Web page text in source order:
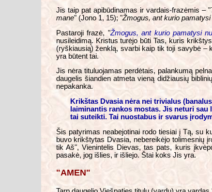
Jis taip pat apibūdinamas ir vardais-frazėmis – "
mane" (Jono 1, 15); "Žmogus, ant kurio
Pastaroji frazė, "Žmogus, ant kurio pamatysi
nusileidimą. Kristus turėjo būti Tas, kuris
(ryškiausią) ženklą, svarbi kaip tik toji savybė –
yra būtent tai.
Jis nėra tituluojamas perdėtais, palankumą
daugelis šiandien atmeta vieną didžiausių
nepakanka.
Krikštas Dvasia nėra nei trivialus
laiminantis rankos mostas. Jis neturi
tai suteikti. Tai nuostabus ir svarus
Šis patyrimas neabejotinai rodo tiesiai į Tą, su
buvo krikštytas Dvasia, nebereikėjo tolimesnių
tik Aš", Vienintelis Dievas, tas pats, kuris
pasakė, jog išlies, ir išliejo. Štai koks Jis yra.
"AMEN"